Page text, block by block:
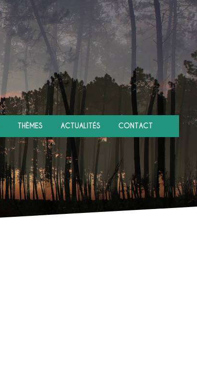
THÈMES ACTUALITÉS CONTACT